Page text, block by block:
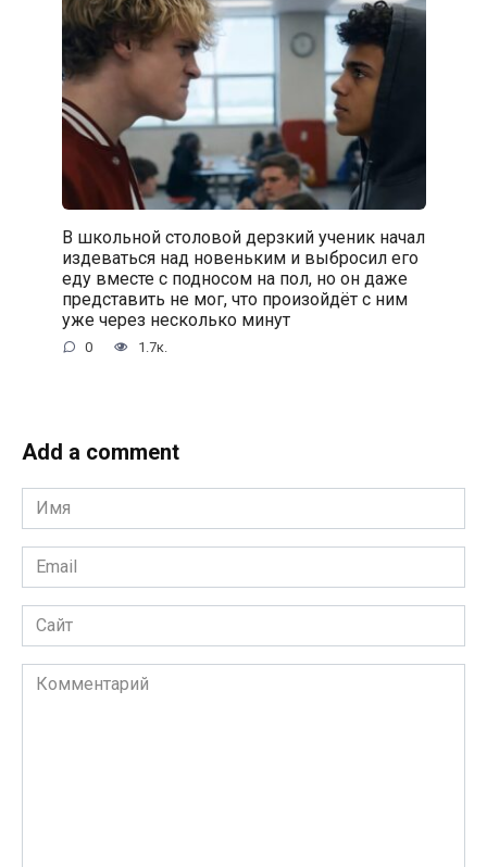
В школьной столовой дерзкий ученик начал
издеваться над новеньким и выбросил его
еду вместе с подносом на пол, но он даже
представить не мог, что произойдёт с ним
уже через несколько минут
0 1.7к.
Add a comment
Имя
*
Email
*
Сайт
Комментарий